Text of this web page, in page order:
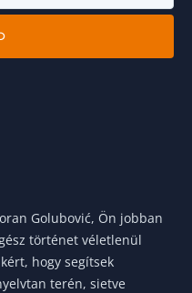
Golubović, Ön jobban
történet véletlenül
hogy segítsek
terén, sietve